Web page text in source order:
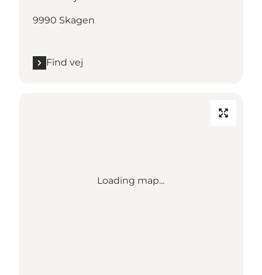
9990 Skagen
Find vej
Loading map...